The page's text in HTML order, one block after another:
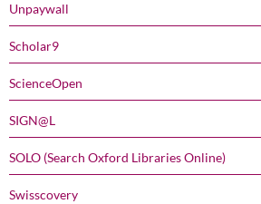
Unpaywall
Scholar9
ScienceOpen
SIGN@L
SOLO (Search Oxford Libraries Online)
Swisscovery